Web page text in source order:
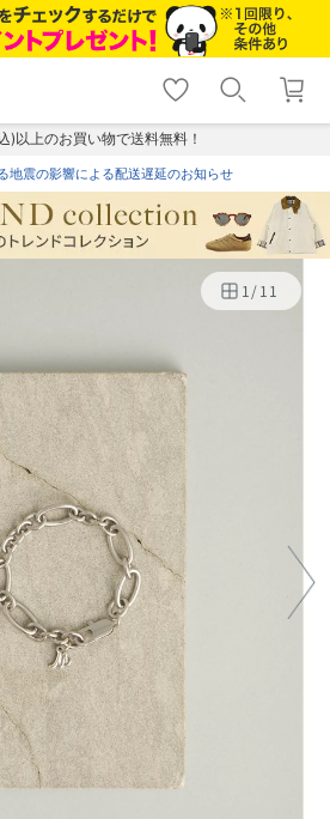
shopping_cart lock_outline
ログイン
)以上のお買い物で送料無料！
地震の影響による配送遅延のお知らせ
1/11